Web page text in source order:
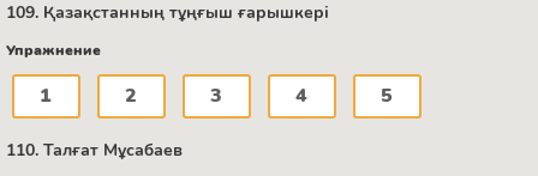
109. Қазақстанның тұңғыш ғарышкері
Упражнение
1 2 3 4 5
110. Талғат Мұсабаев